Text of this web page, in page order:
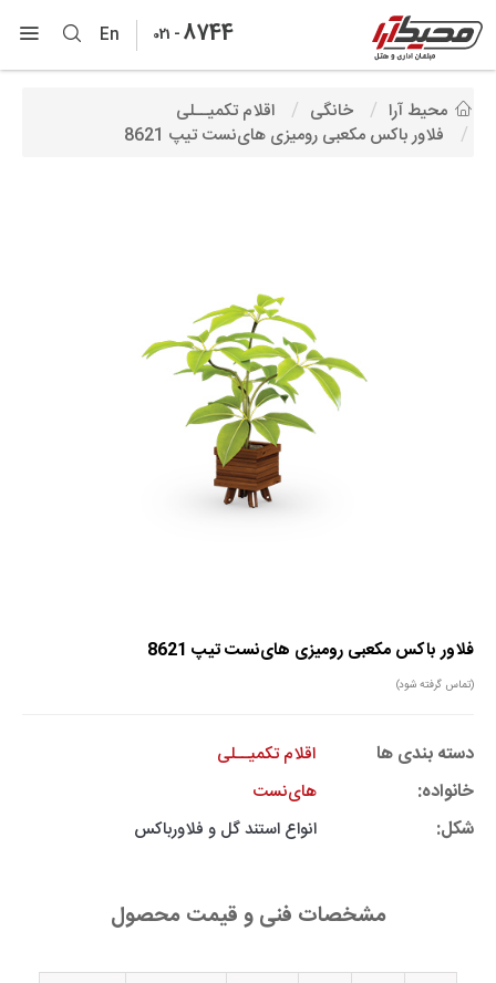
En 021 -8744
محیط آرا خانگی
اقلام تکمیــلی
فلاور باکس مکعبی رومیزی های‌نست تیپ 8621
فلاور باکس مکعبی رومیزی های‌نست تیپ 8621
(تماس گرفته شود)
دسته بندی ها اقلام تکمیــلی
خانواده: های‌نست
شکل: انواع استند گل و فلاورباکس
مشخصات فنی و قیمت محصول